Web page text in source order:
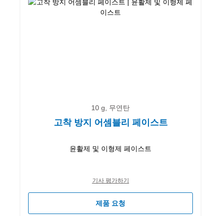
10 g, 무연탄
고착 방지 어셈블리 페이스트
윤활제 및 이형제 페이스트
기사 평가하기
제품 요청